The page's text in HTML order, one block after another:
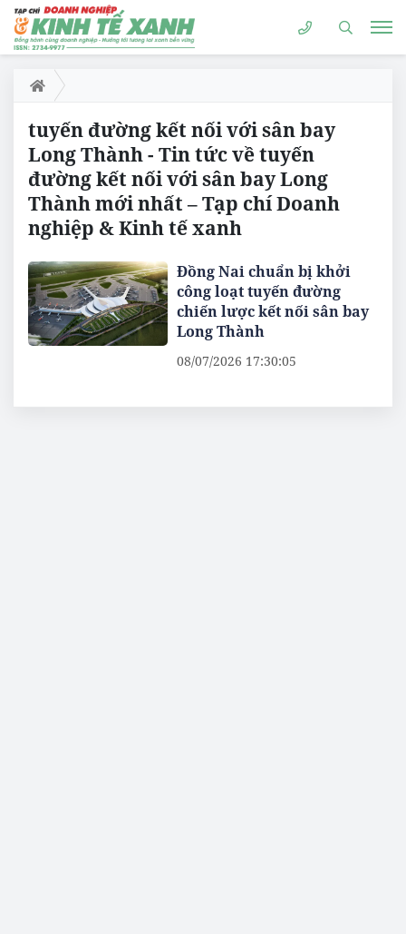
tuyến đường kết nối với sân bay
Long Thành - Tin tức về tuyến
đường kết nối với sân bay Long
Thành mới nhất – Tạp chí Doanh
nghiệp & Kinh tế xanh
Đồng Nai chuẩn bị khởi
công loạt tuyến đường
chiến lược kết nối sân bay
Long Thành
08/07/2026 17:30:05